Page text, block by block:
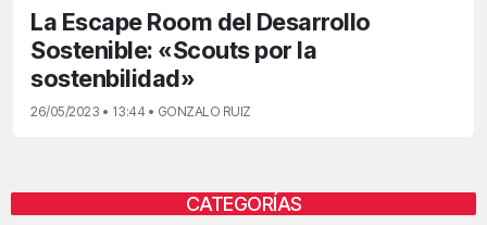
La Escape Room del Desarrollo
Sostenible: «Scouts por la
sostenbilidad»
26/05/2023 • 13:44 • GONZALO RUIZ
CATEGORÍAS